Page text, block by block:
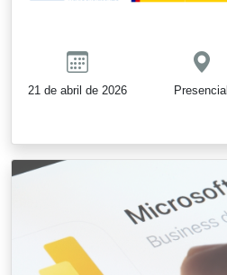
21 de abril de 2026 Presencial